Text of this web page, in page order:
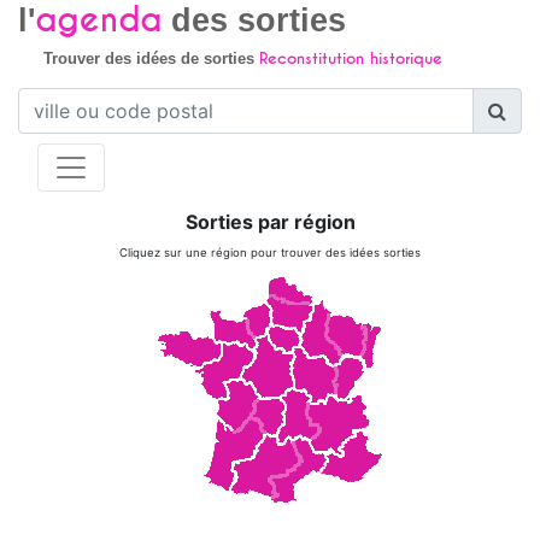
l'agenda des sorties
Trouver des idées de sorties Reconstitution historique
Sorties par région
Cliquez sur une région pour trouver des idées sorties